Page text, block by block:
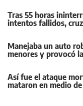
Tras 55 horas
intentos fallidos,
Manejaba un auto
menores y provocó
Así fue el ataque
mataron en medio